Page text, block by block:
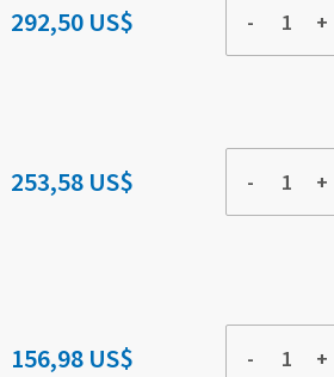
292,50 US$ - +
253,58 US$ - +
156,98 US$ - +